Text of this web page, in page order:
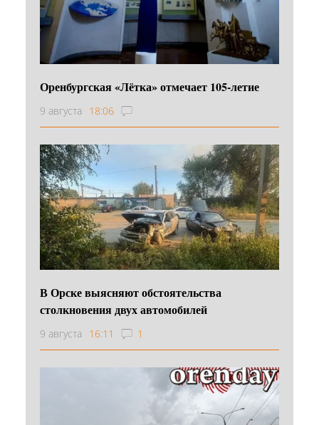
Оренбургская «Лётка» отмечает 105-летие
9 августа 18:06
В Орске выясняют обстоятельства
столкновения двух автомобилей
9 августа 16:11 1